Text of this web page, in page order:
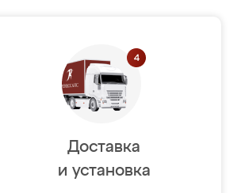
Доставка
и установка